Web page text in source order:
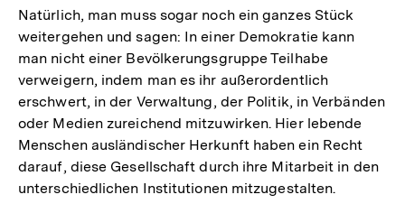
Natürlich, man muss sogar noch ein ganzes Stück
weitergehen und sagen: In einer Demokratie kann
man nicht einer Bevölkerungsgruppe Teilhabe
verweigern, indem man es ihr außerordentlich
erschwert, in der Verwaltung, der Politik, in Verbänden
oder Medien zureichend mitzuwirken. Hier lebende
Menschen ausländischer Herkunft haben ein Recht
darauf, diese Gesellschaft durch ihre Mitarbeit in den
unterschiedlichen Institutionen mitzugestalten.